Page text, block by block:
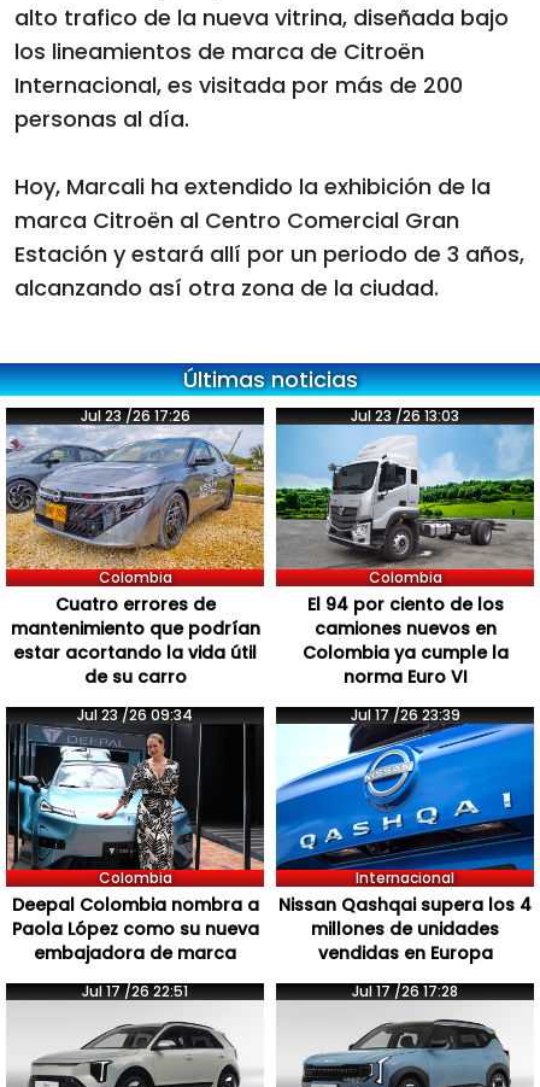
alto trafico de la nueva vitrina, diseñada bajo
los lineamientos de marca de Citroën
Internacional, es visitada por más de 200
personas al día.
Hoy, Marcali ha extendido la exhibición de la
marca Citroën al Centro Comercial Gran
Estación y estará allí por un periodo de 3 años,
alcanzando así otra zona de la ciudad.
Últimas noticias
Jul 23 /26 17:26
Colombia
Cuatro errores de
mantenimiento que podrían
estar acortando la vida útil
de su carro
Jul 23 /26 13:03
Colombia
El 94 por ciento de los
camiones nuevos en
Colombia ya cumple la
norma Euro VI
Jul 23 /26 09:34
Colombia
Deepal Colombia nombra a
Paola López como su nueva
embajadora de marca
Jul 17 /26 23:39
Internacional
Nissan Qashqai supera los 4
millones de unidades
vendidas en Europa
Jul 17 /26 22:51 Jul 17 /26 17:28